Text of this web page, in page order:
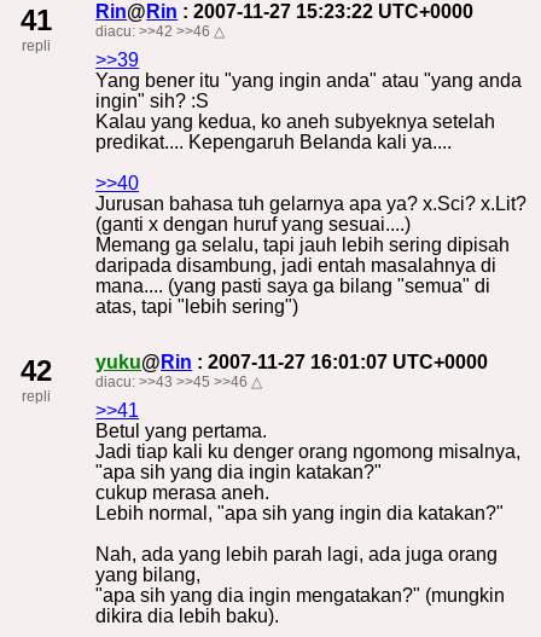
41
repli
Rin@ Rin : 2007-11-27 15:23:22 UTC+0000
diacu:>>42 >>46 △
>>39
Yang bener itu "yang ingin anda" atau "yang anda
ingin" sih? :S
Kalau yang kedua, ko aneh subyeknya setelah
predikat.... Kepengaruh Belanda kali ya....
>>40
Jurusan bahasa tuh gelarnya apa ya? x.Sci? x.Lit?
(ganti x dengan huruf yang sesuai....)
Memang ga selalu, tapi jauh lebih sering dipisah
daripada disambung, jadi entah masalahnya di
mana.... (yang pasti saya ga bilang "semua" di
atas, tapi "lebih sering")
42
repli
yuku@ Rin : 2007-11-27 16:01:07 UTC+0000
diacu:>>43 >>45 >>46 △
>>41
Betul yang pertama.
Jadi tiap kali ku denger orang ngomong misalnya,
"apa sih yang dia ingin katakan?"
cukup merasa aneh.
Lebih normal, "apa sih yang ingin dia katakan?"
Nah, ada yang lebih parah lagi, ada juga orang
yang bilang,
"apa sih yang dia ingin mengatakan?" (mungkin
dikira dia lebih baku).